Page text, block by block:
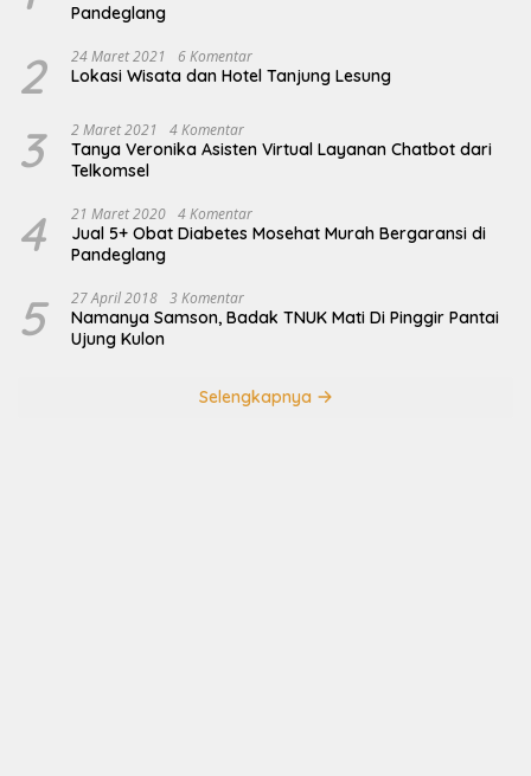
Pandeglang
2 24 Maret 2021 6 Komentar
Lokasi Wisata dan Hotel Tanjung Lesung
3 2 Maret 2021 4 Komentar
Tanya Veronika Asisten Virtual Layanan Chatbot dari
Telkomsel
4 21 Maret 2020 4 Komentar
Jual 5+ Obat Diabetes Mosehat Murah Bergaransi di
Pandeglang
5 27 April 2018 3 Komentar
Namanya Samson, Badak TNUK Mati Di Pinggir Pantai
Ujung Kulon
Selengkapnya